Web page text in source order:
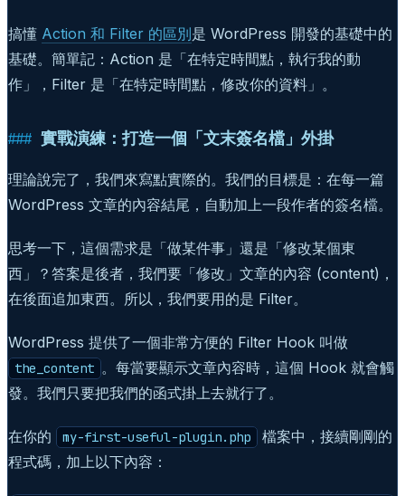
搞懂 Action 和 Filter 的區別是 WordPress 開發的基礎中的
基礎。簡單記：Action 是「在特定時間點，執行我的動
作」，Filter 是「在特定時間點，修改你的資料」。
實戰演練：打造一個「文末簽名檔」外掛
理論說完了，我們來寫點實際的。我們的目標是：在每一篇
WordPress 文章的內容結尾，自動加上一段作者的簽名檔。
思考一下，這個需求是「做某件事」還是「修改某個東
西」？答案是後者，我們要「修改」文章的內容 (content)，
在後面追加東西。所以，我們要用的是 Filter。
WordPress 提供了一個非常方便的 Filter Hook 叫做
the_content 。每當要顯示文章內容時，這個 Hook 就會觸
發。我們只要把我們的函式掛上去就行了。
在你的 my-first-useful-plugin.php 檔案中，接續剛剛的
程式碼，加上以下內容：